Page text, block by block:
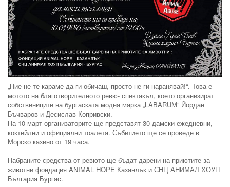
„Ние не те караме да ги обичаш, просто не ги наранявай!“. Това е
мотото на благотворителното ревю- спектакъл, което организират
собствениците на бургаската модна марка „LABARUM” Йордан
Бъчваров и Десислав Копривски.
На 10 март организаторите ще представят 30 дамски ежедневни,
коктейлни и официални тоалета. Събитието ще се проведе в
Морско казино от 19 часа.
Набраните средства от ревюто ще бъдат дарени на приютите за
животни фондация ANIMAL HOPE Казанлък и СНЦ АНИМАЛ ХОУП
България Бургас.